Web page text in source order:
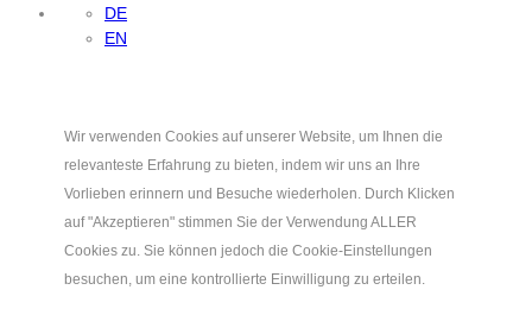
DE
EN
Wir verwenden Cookies auf unserer Website, um Ihnen die
relevanteste Erfahrung zu bieten, indem wir uns an Ihre
Vorlieben erinnern und Besuche wiederholen. Durch Klicken
auf "Akzeptieren" stimmen Sie der Verwendung ALLER
Cookies zu. Sie können jedoch die Cookie-Einstellungen
besuchen, um eine kontrollierte Einwilligung zu erteilen.